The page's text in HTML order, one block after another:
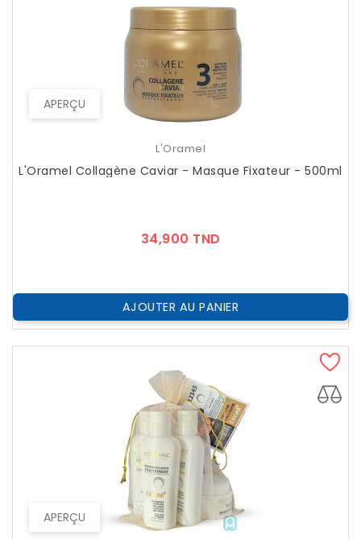
APERÇU
L'Oramel
L'Oramel Collagène Caviar - Masque Fixateur - 500ml
34,900 TND
AJOUTER AU PANIER
APERÇU